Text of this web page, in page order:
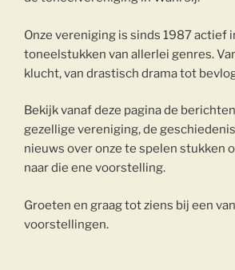
Onze vereniging is sinds 1987 actief
toneelstukken van allerlei genres.
klucht, van drastisch drama tot
Bekijk vanaf deze pagina de
gezellige vereniging, de
nieuws over onze te spelen stukken
naar die ene voorstelling.
Groeten en graag tot ziens bij een
voorstellingen.